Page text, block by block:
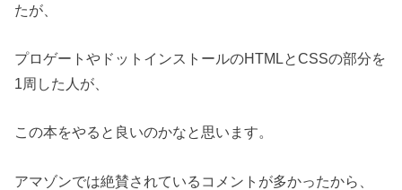
たが、
プロゲートやドットインストールのHTMLとCSSの部分を
1周した人が、
この本をやると良いのかなと思います。
アマゾンでは絶賛されているコメントが多かったから、